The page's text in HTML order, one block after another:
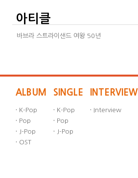
아티클
바브라 스트라이샌드 여왕 50년
ALBUM
· K-Pop
· Pop
· J-Pop
· OST
SINGLE
· K-Pop
· Pop
· J-Pop
INTERVIEW
· Interview